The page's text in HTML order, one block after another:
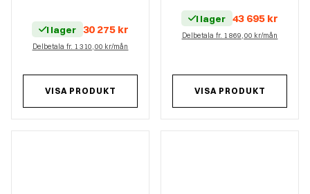
I lager 30 275 kr
Delbetala fr. 1 310,00 kr/mån
VISA PRODUKT
I lager 43 695 kr
Delbetala fr. 1 869,00 kr/mån
VISA PRODUKT